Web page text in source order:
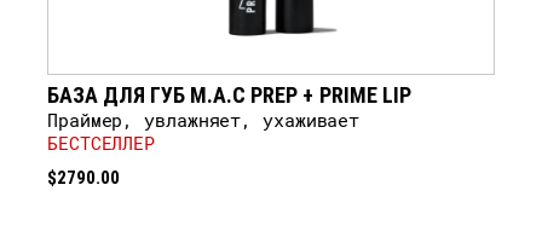
БАЗА ДЛЯ ГУБ M.A.C PREP + PRIME LIP
Праймер, увлажняет, ухаживает
БЕСТСЕЛЛЕР
$2790.00